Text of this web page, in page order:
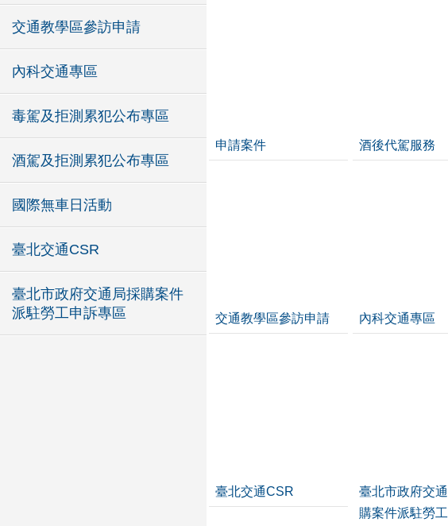
交通教學區參訪申請
內科交通專區
毒駕及拒測累犯公布專區
酒駕及拒測累犯公布專區
國際無車日活動
臺北交通CSR
臺北市政府交通局採購案件
派駐勞工申訴專區
申請案件 酒後代駕服務
交通教學區參訪申請 內科交通專區
臺北交通CSR
臺北市政府交
購案件派駐勞